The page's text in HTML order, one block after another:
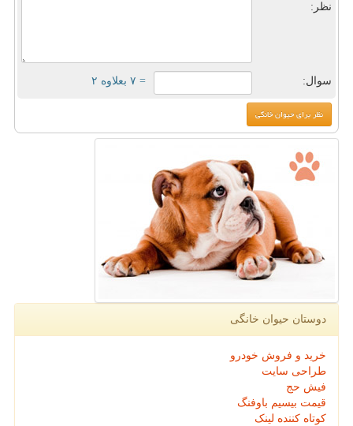
نظر:
سوال: = ۷ بعلاوه ۲
دوستان حیوان خانگی
خرید و فروش خودرو
طراحی سایت
فیش حج
قیمت بیسیم باوفنگ
کوتاه کننده لینک